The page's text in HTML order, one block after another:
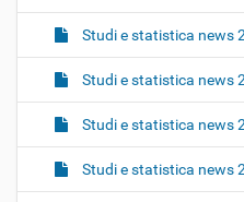
i
n
Studi e statistica news
Studi e statistica news
Studi e statistica news
Studi e statistica news